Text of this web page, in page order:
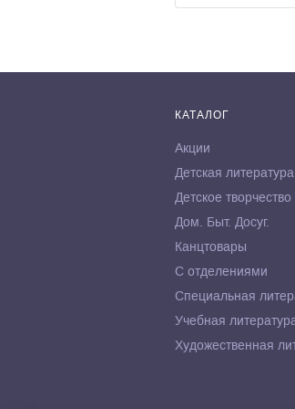
КАТАЛОГ
Акции
Детская литература
Детское творчество
Дом. Быт. Досуг.
Канцтовары
С отделениями
Специальная
Учебная
Художественная